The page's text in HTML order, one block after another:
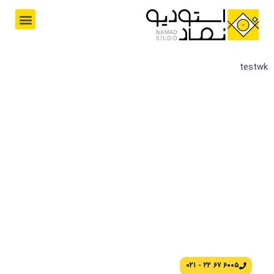
پرش
M
e
testwk
۶۰۰۵ ۶۷ ۲۲ - ۰۲۱